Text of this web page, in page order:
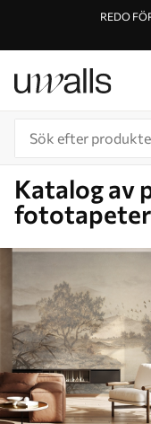
REDO
Katalog av
fototapeter